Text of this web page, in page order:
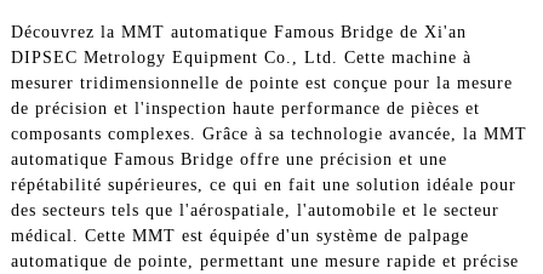
Découvrez la MMT automatique Famous Bridge de Xi'an
DIPSEC Metrology Equipment Co., Ltd. Cette machine à
mesurer tridimensionnelle de pointe est conçue pour la mesure
de précision et l'inspection haute performance de pièces et
composants complexes. Grâce à sa technologie avancée, la MMT
automatique Famous Bridge offre une précision et une
répétabilité supérieures, ce qui en fait une solution idéale pour
des secteurs tels que l'aérospatiale, l'automobile et le secteur
médical. Cette MMT est équipée d'un système de palpage
automatique de pointe, permettant une mesure rapide et précise